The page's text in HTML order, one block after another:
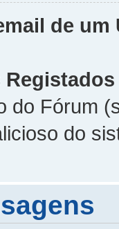
de um
do Fórum
do